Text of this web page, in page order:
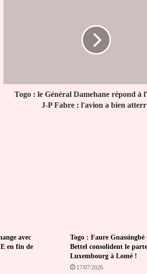
J-
Togo : le Général Damehane répond à
J-P Fabre : l'avion a bien
avec
en fin de
Togo : Faure
Bettel consolident le
Luxembourg à Lomé !
17/07/2026